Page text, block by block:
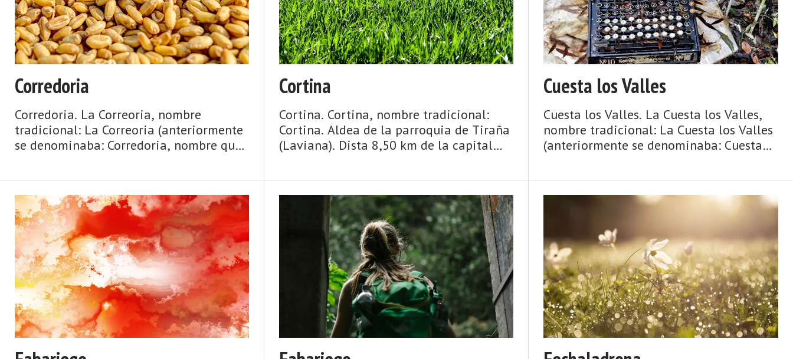
Corredoria
Corredoria. La Correoria, nombre
tradicional: La Correoria (anteriormente
se denominaba: Corredoria, nombre que
3,00 km de la capital m ...
Cortina
Cortina. Cortina, nombre tradicional:
Cortina. Aldea de la parroquia de Tiraña
(Laviana). Dista 8,50 km de la capital
parroquia 1.17 ...
Cuesta los Valles
Cuesta los Valles. La Cuesta los Valles,
nombre tradicional: La Cuesta los Valles
(anteriormente se denominaba: Cuesta
título hasta que el nuevo se popularice).
Aldea de la parroquia de Tolivia